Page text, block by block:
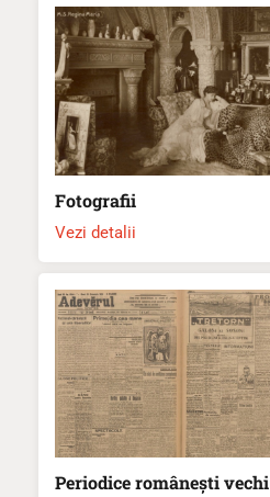
Fotografii
Vezi detalii
Periodice românești vechi